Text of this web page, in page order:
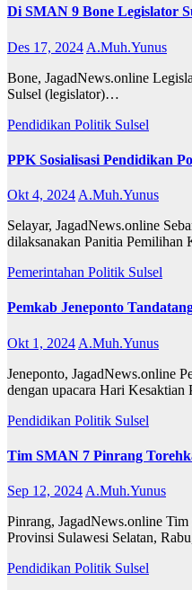
Di SMAN 9 Bone Legislator
Des 17, 2024 A.Muh.Yunus
Bone, JagadNews.online
Sulsel (legislator)…
Pendidikan Politik Sulsel
PPK Sosialisasi Pendidikan
Okt 4, 2024 A.Muh.Yunus
Selayar, JagadNews.online
dilaksanakan Panitia
Pemerintahan Politik Sulsel
Pemkab Jeneponto
Okt 1, 2024 A.Muh.Yunus
Jeneponto, JagadNews.online
dengan upacara Hari
Pendidikan Politik Sulsel
Tim SMAN 7 Pinrang
Sep 12, 2024 A.Muh.Yunus
Pinrang, JagadNews.online
Provinsi Sulawesi Selatan,
Pendidikan Politik Sulsel